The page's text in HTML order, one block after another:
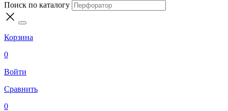
Поиск по каталогу
Корзина
0
Войти
Сравнить
0